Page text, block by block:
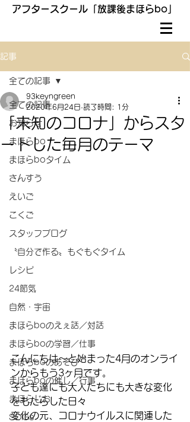
アフタースクール「放課後まほらbo」
記事
全ての記事
お知らせ
まほらbo
まほらboタイム
さんすう
えいご
こくご
スタッフブログ
〝自分で作る〟もぐもぐタイム
レシピ
24節気
自然・宇宙
まほらboのえぇ話／対話
まほらboの学習／仕事
まほらboのあそび
まほらboの催し／行事
まほらじお
SDGs
全ての記事
「未知のコロナ」からスタ
ートした毎月のテーマ
93keyngreen
2020年6月24日 読了時間: 1分
こんにちは〜と始まった4月のオンライ
ンからもう3ヶ月です。
子ども達にも大人たちにも大きな変化
をもたらした日々
変化の元、コロナウイルスに関連した